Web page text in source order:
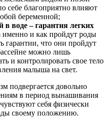
себе благоприятно влияют
беременной;
воде – гарантия легких
именно и как пройдут роды
гарантии, что они пройдут
можно лишь
и контролировать свое тело
малыша на свет.
подвергается довольно
в период вынашивания
себя физически
своему положению.